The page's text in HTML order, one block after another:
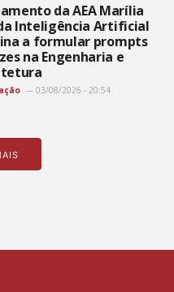
da AEA Marília
Inteligência Artificial
a formular prompts
na Engenharia e
03/08/2026 - 20:54